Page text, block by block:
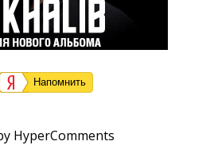
Напомнить
HyperComments